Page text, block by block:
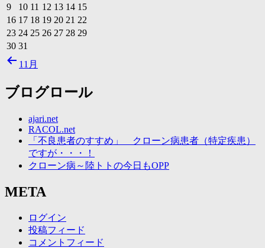
9
10 11 12 13 14 15
16 17 18 19 20 21 22
23 24 25 26 27 28 29
30 31
11月
ブログロール
ajari.net
RACOL.net
「不良患者のすすめ」 クローン病患者（特定疾患）
ですが・・・！
クローン病～陸トトの今日もOPP
META
ログイン
投稿フィード
コメントフィード